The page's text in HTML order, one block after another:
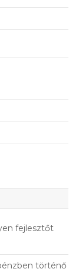
fejlesztőt
történő